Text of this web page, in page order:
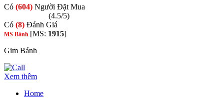
Có (604) Người Đặt Mua
(4.5/5)
Có (8) Đánh Giá
MS Bánh [MS: 1915]
Gim Bánh
Xem thêm
Home